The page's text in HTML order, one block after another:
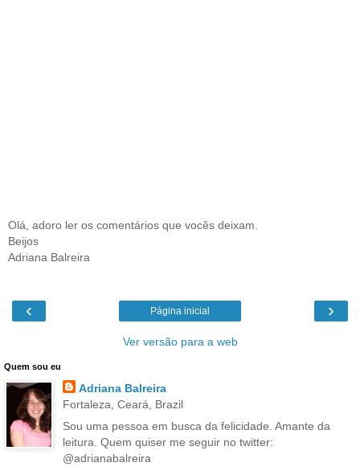
Olá, adoro ler os comentários que vocês deixam.
Beijos
Adriana Balreira
‹ ›
Página inicial
Ver versão para a web
Quem sou eu
Adriana Balreira
Fortaleza, Ceará, Brazil
Sou uma pessoa em busca da felicidade. Amante da
leitura. Quem quiser me seguir no twitter:
@adrianabalreira